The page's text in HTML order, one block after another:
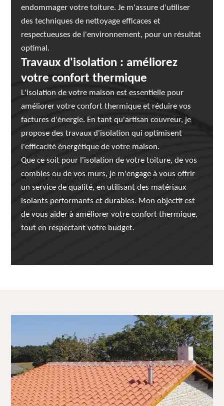
endommager votre toiture. Je m'assure d'utiliser
des techniques de nettoyage efficaces et
respectueuses de l'environnement, pour un résultat
optimal.
Travaux d'isolation : améliorez
votre confort thermique
L'isolation de votre maison est essentielle pour
améliorer votre confort thermique et réduire vos
factures d'énergie. En tant qu'artisan couvreur, je
propose des travaux d'isolation qui optimisent
l'efficacité énergétique de votre maison.
Que ce soit pour l'isolation de votre toiture, de vos
combles ou de vos murs, je m'engage à vous offrir
un service de qualité, en utilisant des matériaux
isolants performants et durables. Mon objectif est
de vous aider à améliorer votre confort thermique,
tout en respectant votre budget.